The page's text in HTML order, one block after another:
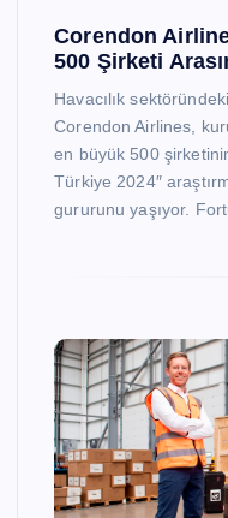
Corendon
500 Şirketi
Havacılık
Corendon Airlines,
en büyük 500
Türkiye 2024″
gururunu yaşıyor.